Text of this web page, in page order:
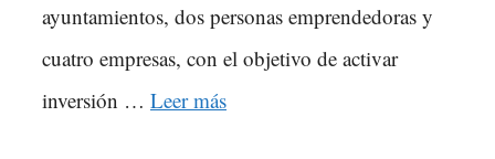
ayuntamientos, dos personas emprendedoras y
cuatro empresas, con el objetivo de activar
inversión … Leer más